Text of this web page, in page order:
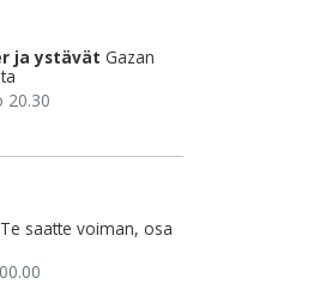
ja ystävät Gazan
20.30
Te saatte voiman, osa